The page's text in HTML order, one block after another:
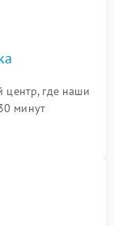
центр, где наши
минут